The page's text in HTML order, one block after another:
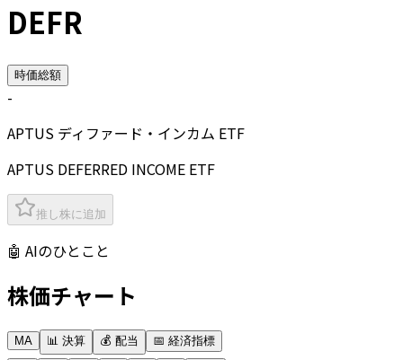
DEFR
時価総額
-
APTUS ディファード・インカム ETF
APTUS DEFERRED INCOME ETF
推し株に追加
🤖 AIのひとこと
株価チャート
MA 📊 決算 💰 配当
📅 経済指標